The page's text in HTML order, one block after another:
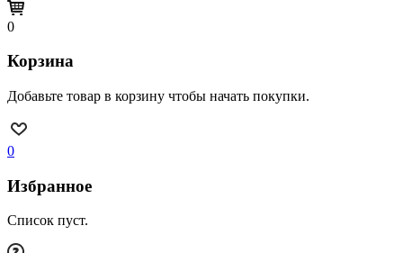
0
Корзина
Добавьте товар в корзину чтобы начать покупки.
0
Избранное
Список пуст.